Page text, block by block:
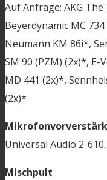
Auf Anfrage: AKG
Beyerdynamic MC
Neumann KM 86i*,
SM 90 (PZM) (2x)*, E-
MD 441 (2x)*,
(2x)*
Universal Audio 2-
Mischpult